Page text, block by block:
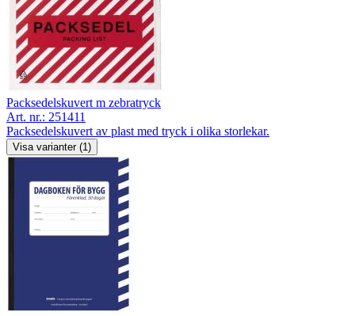
Packsedelskuvert m zebratryck
Art. nr.: 251411
Packsedelskuvert av plast med tryck i olika storlekar.
Visa varianter (1)